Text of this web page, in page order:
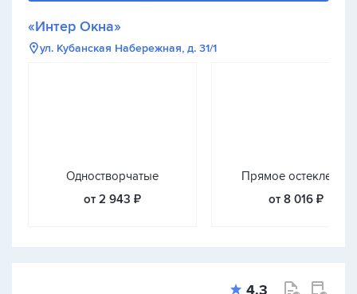
«Интер Окна»
ул. Кубанская Набережная, д. 31/1
Одностворчатые
от 2 943 ₽
Прямое остекление
от 8 016 ₽
4.3